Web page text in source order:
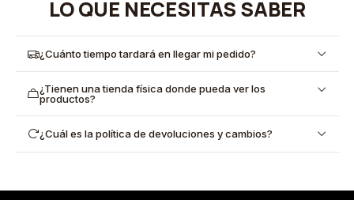
LO QUE NECESITAS SABER
¿Cuánto tiempo tardará en llegar mi pedido?
¿Tienen una tienda física donde pueda ver los
productos?
¿Cuál es la política de devoluciones y cambios?